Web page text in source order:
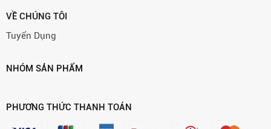
VỀ CHÚNG TÔI
Tuyển Dụng
NHÓM SẢN PHẨM
PHƯƠNG THỨC THANH TOÁN